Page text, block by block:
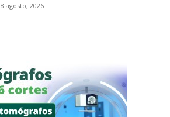
8 agosto, 2026